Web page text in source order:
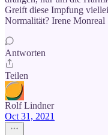
Greift diese Impfung
Normalität? Irene Monreal
Antworten
Teilen
Rolf Lindner
Oct 31, 2021